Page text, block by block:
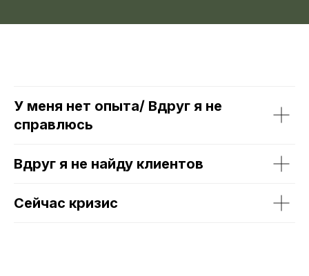
У меня нет опыта/ Вдруг я не
справлюсь
Вдруг я не найду клиентов
Сейчас кризис